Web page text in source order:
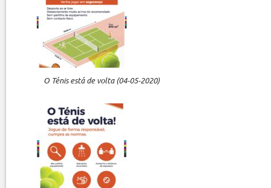
O Ténis está de volta (04-05-2020)